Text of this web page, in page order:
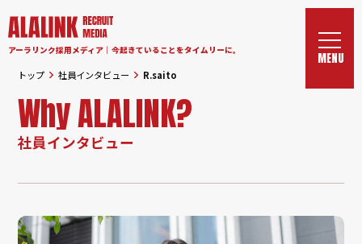
アーラリンク採用メディア｜今起きていることをタイムリーに。
トップ 社員インタビュー R.saito
Why ALALINK?
社員インタビュー